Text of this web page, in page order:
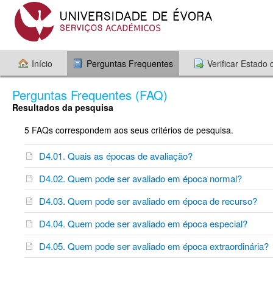
Início Perguntas Frequentes Verificar Estado
Perguntas Frequentes (FAQ)
Resultados da pesquisa
5 FAQs correspondem aos seus critérios de pesquisa.
D4.01. Quais as épocas de avaliação?
D4.02. Quem pode ser avaliado em época normal?
D4.03. Quem pode ser avaliado em época de recurso?
D4.04. Quem pode ser avaliado em época especial?
D4.05. Quem pode ser avaliado em época extraordinária?